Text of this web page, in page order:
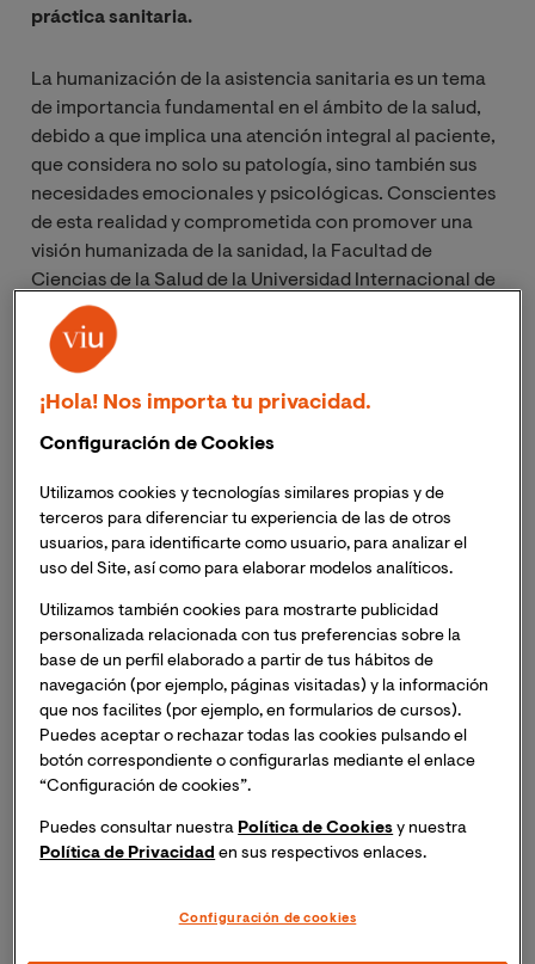
práctica sanitaria.
La humanización de la asistencia sanitaria es un tema
de importancia fundamental en el ámbito de la salud,
debido a que implica una atención integral al paciente,
que considera no solo su patología, sino también sus
necesidades emocionales y psicológicas. Conscientes
de esta realidad y comprometida con promover una
visión humanizada de la sanidad, la Facultad de
Ciencias de la Salud de la Universidad Internacional de
Valencia, junto con la Cátedra de Humanización de la
Asistencia Sanitaria de VIU, Fundación ASISA y
Proyecto HUCI, han organizado este ciclo de
seminarios sobre recursos para fomentar la
Se trata de una actividad destinada a explorar cómo la
humanización puede mejorar la asistencia sanitaria.
Para ello,los seminarios han sido diseñados en tono
a un enfoque eminentemente práctico , que, mediante
la participación activa, permite a los participantes
adquirir habilidades concretas que podrán aplicar en su
trabajo diario.
En elprimer seminario,PREMs y PROMsy su
aplicación a la humanización de la asistencia
sanitaria, se explorará cómo los resultados
mejorar la calidad de la atención sanitaria.
uso de la metodología de investigación
¡Hola! Nos importa tu privacidad.
Configuración de Cookies
Utilizamos cookies y tecnologías similares propias y de
terceros para diferenciar tu experiencia de las de otros
usuarios, para identificarte como usuario, para analizar el
uso del Site, así como para elaborar modelos analíticos.
Utilizamos también cookies para mostrarte publicidad
personalizada relacionada con tus preferencias sobre la
base de un perfil elaborado a partir de tus hábitos de
navegación (por ejemplo, páginas visitadas) y la información
que nos facilites (por ejemplo, en formularios de cursos).
Puedes aceptar o rechazar todas las cookies pulsando el
botón correspondiente o configurarlas mediante el enlace
“Configuración de cookies”.
Puedes consultar nuestra Política de Cookies y nuestra
Política de Privacidad en sus respectivos enlaces.
Configuración de cookies